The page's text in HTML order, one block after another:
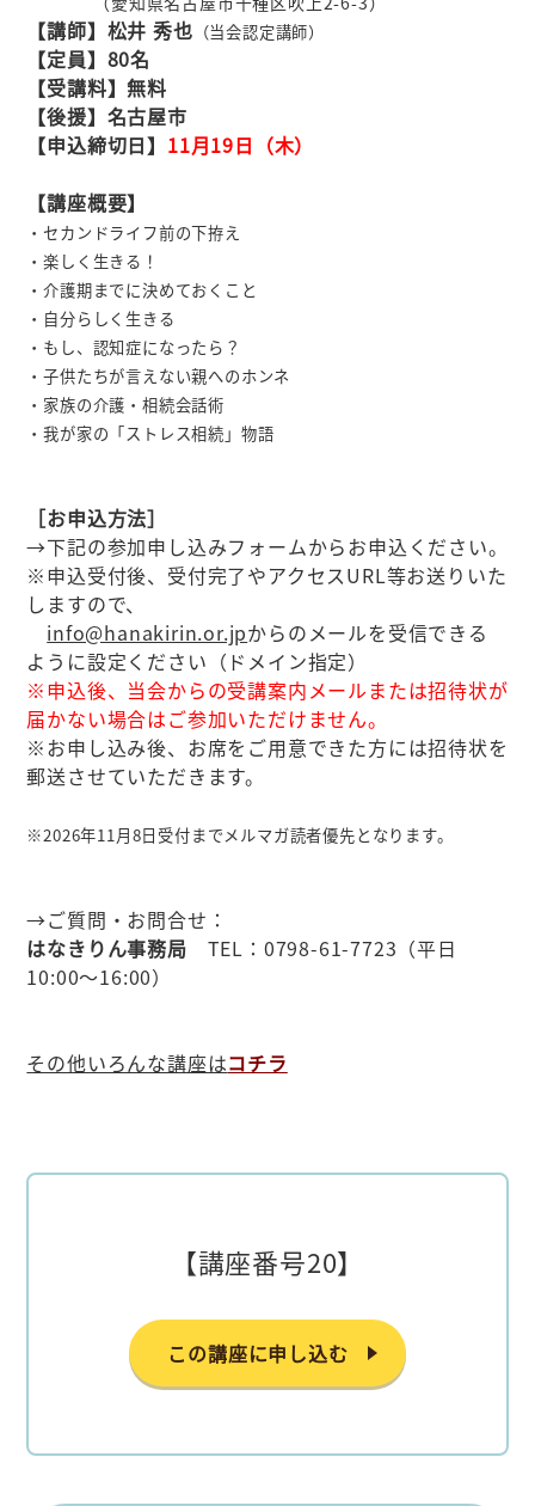
【講師】松井 秀也 （当会認定講師）
【定員】80名
【受講料】無料
【後援】名古屋市
【申込締切日】 11月19日（木）
【講座概要】
・セカンドライフ前の下拵え
・楽しく生きる！
・介護期までに決めておくこと
・自分らしく生きる
・もし、認知症になったら？
・子供たちが言えない親へのホンネ
・家族の介護・相続会話術
・我が家の「ストレス相続」物語
［お申込方法］
→下記の参加申し込みフォームからお申込ください。
※申込受付後、受付完了やアクセスURL等お送りいた
しますので、
info@hanakirin.or.jpからのメールを受信できる
ように設定ください（ドメイン指定）
※申込後、当会からの受講案内メールまたは招待状が
届かない場合はご参加いただけません。
※お申し込み後、お席をご用意できた方には招待状を
郵送させていただきます。
※2026年11月8日受付までメルマガ読者優先となります。
→ご質問・お問合せ：
はなきりん事務局 TEL：0798-61-7723（平日
10:00～16:00）
その他いろんな講座はコチラ
【講座番号20】
この講座に申し込む